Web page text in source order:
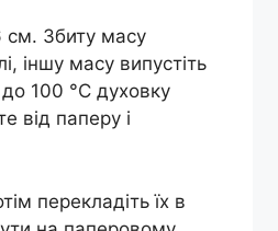
см. Збиту масу
іншу масу випустіть
100 °C духовку
від паперу і
перекладіть їх в